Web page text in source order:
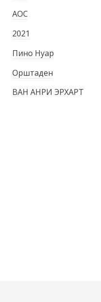
AOC
2021
Пино Нуар
Орштаден
ВАН АНРИ ЭРХАРТ